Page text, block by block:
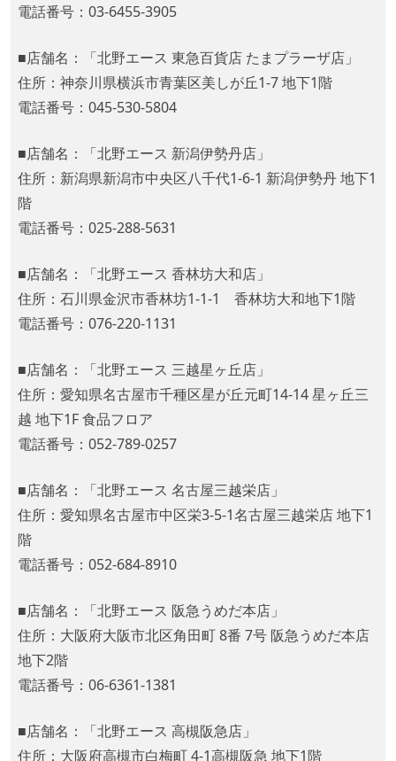
電話番号：03-6455-3905
■店舗名：「北野エース 東急百貨店 たまプラーザ店」
住所：神奈川県横浜市青葉区美しが丘1-7 地下1階
電話番号：045-530-5804
■店舗名：「北野エース 新潟伊勢丹店」
住所：新潟県新潟市中央区八千代1-6-1 新潟伊勢丹 地下1
階
電話番号：025-288-5631
■店舗名：「北野エース 香林坊大和店」
住所：石川県金沢市香林坊1-1-1 香林坊大和地下1階
電話番号：076-220-1131
■店舗名：「北野エース 三越星ヶ丘店」
住所：愛知県名古屋市千種区星が丘元町14-14 星ヶ丘三
越 地下1F 食品フロア
電話番号：052-789-0257
■店舗名：「北野エース 名古屋三越栄店」
住所：愛知県名古屋市中区栄3-5-1名古屋三越栄店 地下1
階
電話番号：052-684-8910
■店舗名：「北野エース 阪急うめだ本店」
住所：大阪府大阪市北区角田町 8番 7号 阪急うめだ本店
地下2階
電話番号：06-6361-1381
■店舗名：「北野エース 高槻阪急店」
住所：大阪府高槻市白梅町 4-1高槻阪急 地下1階